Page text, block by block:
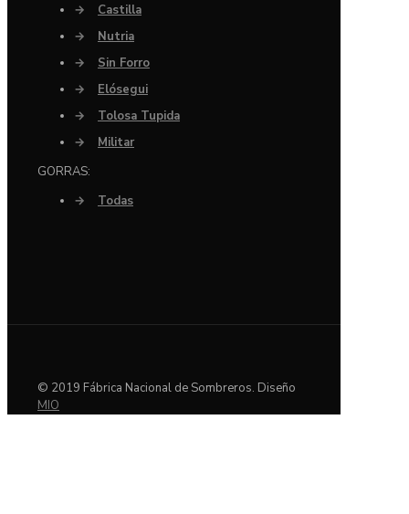
→
Castilla
→
Nutria
→
Sin Forro
→
Elósegui
→
Tolosa Tupida
→
Militar
GORRAS:
→
Todas
© 2019 Fábrica Nacional de Sombreros. Diseño
MIO